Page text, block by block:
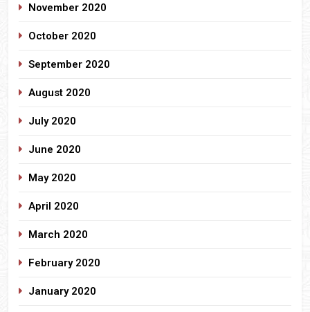
November 2020
October 2020
September 2020
August 2020
July 2020
June 2020
May 2020
April 2020
March 2020
February 2020
January 2020